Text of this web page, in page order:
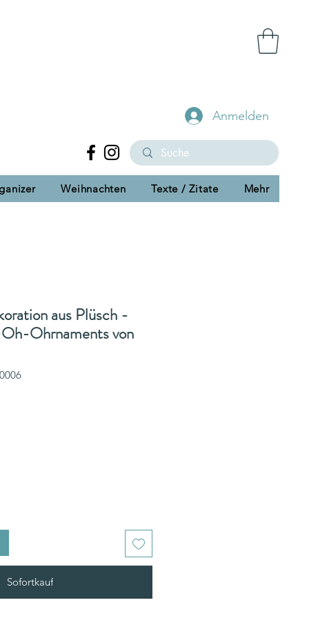
Anmelden
Weihnachten Texte / Zitate Mehr
aus Plüsch -
Ohrnaments von
Sofortkauf